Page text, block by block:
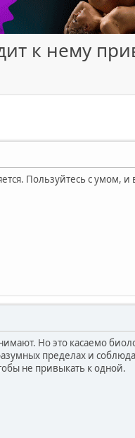
к нему
Пользуйтесь с умом, и
Но это касаемо
пределах и
не привыкать к одной.